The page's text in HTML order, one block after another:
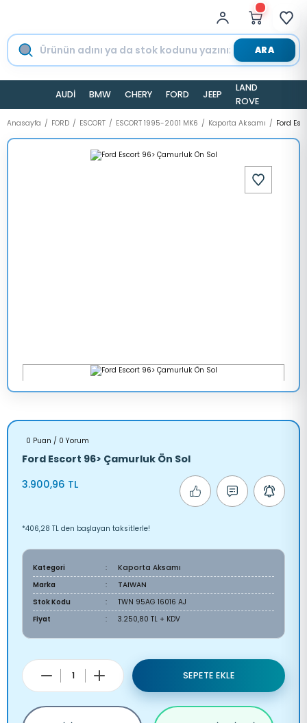
ARA
AUDİ BMW CHERY FORD JEEP
LAND
ROVER
Anasayfa FORD ESCORT ESCORT 1995-2001 MK6 Kaporta Aksamı Ford
0 Puan / 0 Yorum
Ford Escort 96> Çamurluk Ön Sol
3.900,96 TL
*406,28 TL den başlayan taksitlerle!
Kategori
Kaporta Aksamı
Marka
TAIWAN
Stok Kodu
TWN 95AG 16016 AJ
Fiyat
3.250,80 TL + KDV
SEPETE EKLE